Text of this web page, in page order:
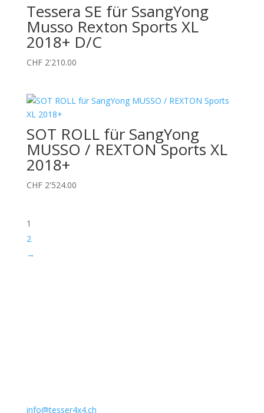
Tessera SE für SsangYong
Musso Rexton Sports XL
2018+ D/C
CHF2'210.00
SOT ROLL für SangYong
MUSSO / REXTON Sports XL
2018+
CHF2'524.00
1
2
→
info@tesser4x4.ch